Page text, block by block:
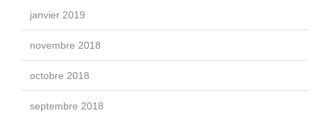
janvier 2019
novembre 2018
octobre 2018
septembre 2018